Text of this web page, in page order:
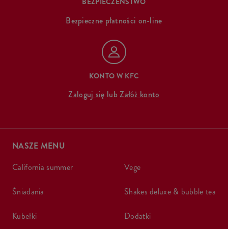
Bezpieczne płatności on-line
KONTO W KFC
Zaloguj się lubZałóż konto
NASZE MENU
california summer
śniadania
kubełki
vege
shakes deluxe & bubble tea
dodatki